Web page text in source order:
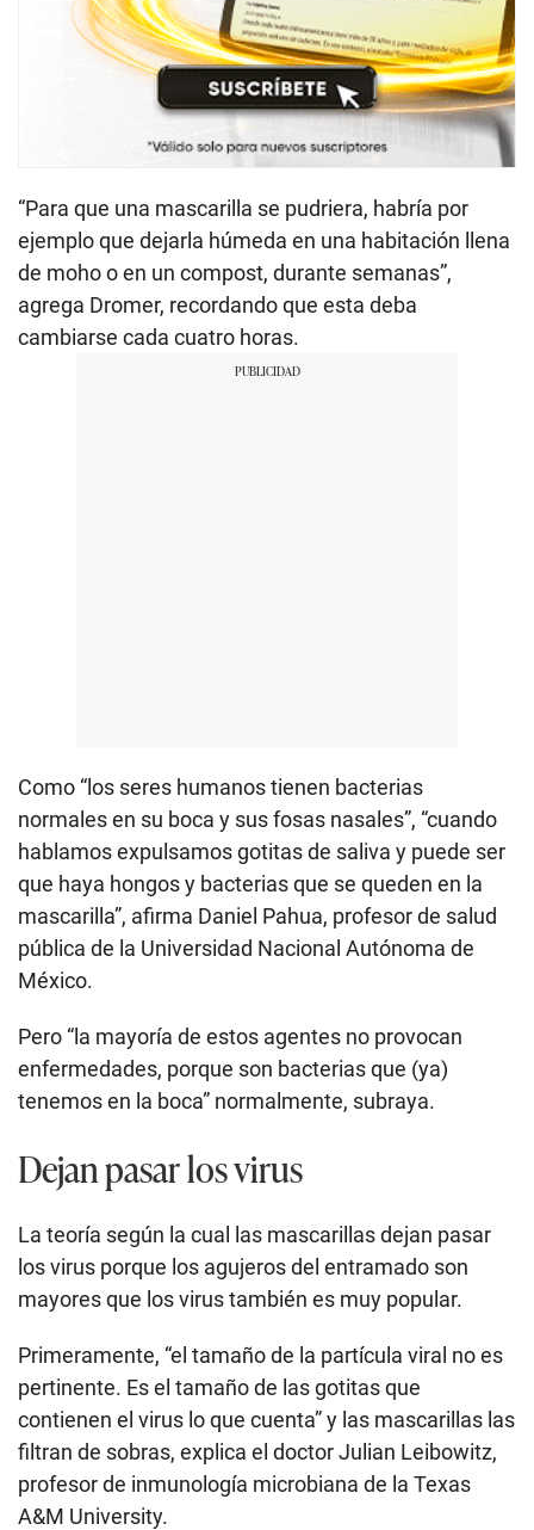
“Para que una mascarilla se pudriera, habría por
ejemplo que dejarla húmeda en una habitación llena
de moho o en un compost, durante semanas”,
agrega Dromer, recordando que esta deba
cambiarse cada cuatro horas.
Como “los seres humanos tienen bacterias
normales en su boca y sus fosas nasales”, “cuando
hablamos expulsamos gotitas de saliva y puede ser
que haya hongos y bacterias que se queden en la
mascarilla”, afirma Daniel Pahua, profesor de salud
pública de la Universidad Nacional Autónoma de
México.
Pero “la mayoría de estos agentes no provocan
enfermedades, porque son bacterias que (ya)
tenemos en la boca” normalmente, subraya.
Dejan pasar los virus
La teoría según la cual las mascarillas dejan pasar
los virus porque los agujeros del entramado son
mayores que los virus también es muy popular.
Primeramente, “el tamaño de la partícula viral no es
pertinente. Es el tamaño de las gotitas que
contienen el virus lo que cuenta” y las mascarillas las
filtran de sobras, explica el doctor Julian Leibowitz,
profesor de inmunología microbiana de la Texas
A&M University.